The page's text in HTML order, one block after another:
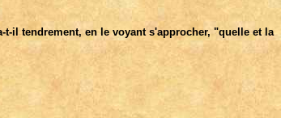
il tendrement, en le voyant s'approcher, "quelle et la